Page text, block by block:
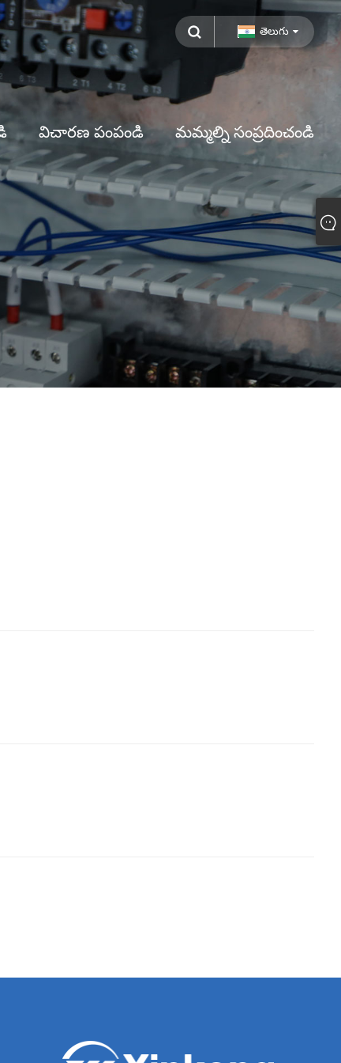
తెలుగు
విచారణ పంపండి మమ్మల్ని సంప్రదించండి